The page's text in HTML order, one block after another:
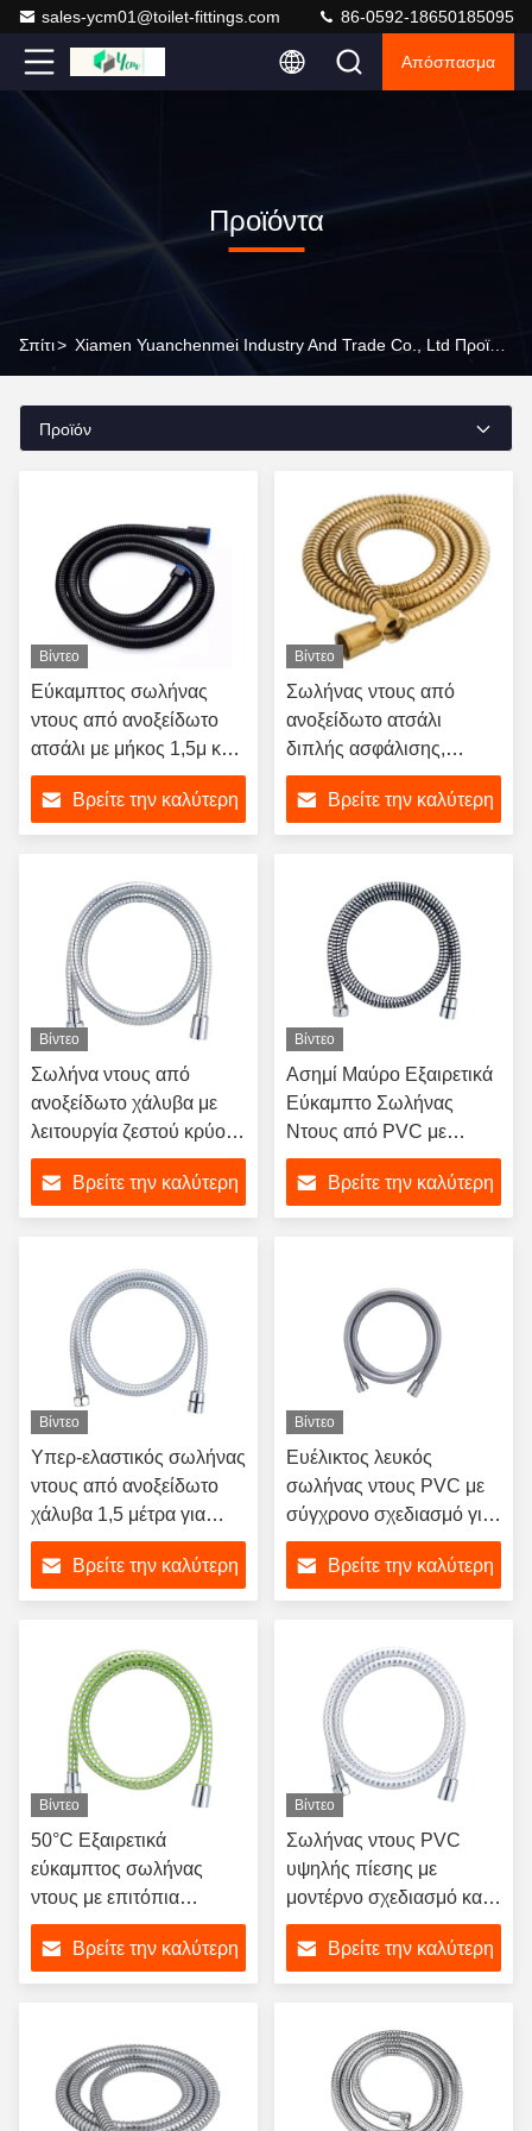
sales-ycm01@toilet-fittings.com 86-0592-18650185095
Απόσπασμα
Προϊόντα
Σπίτι> Xiamen Yuanchenmei Industry And Trade Co., Ltd Προϊόντα On-Line
Προϊόν
Βίντεο
Εύκαμπτος σωλήνας
ντους από ανοξείδωτο
ατσάλι με μήκος 1,5μ και
εσωτερικό σωλήνα
EPDM για μοντέρνο
σχεδιασμό μπάνιου
Βρείτε την καλύτερη
Βίντεο
Σωλήνας ντους από
ανοξείδωτο ατσάλι
διπλής ασφάλισης,
βουρτσισμένο χρυσό, για
πολυτελή μοντέρνα
μπάνια
Βρείτε την καλύτερη
Βίντεο
Σωλήνα ντους από
ανοξείδωτο χάλυβα με
λειτουργία ζεστού κρύου
νερού και σύγχρονο
σχεδιασμό για χρήση
μπάνιου και μπιντέ
Βρείτε την καλύτερη
Βίντεο
Ασημί Μαύρο Εξαιρετικά
Εύκαμπτο Σωλήνας
Ντους από PVC με
Προσαρμοσμένο Μήκος
και Ορειχάλκινες
Εισαγωγές
Βρείτε την καλύτερη
Βίντεο
Υπερ-ελαστικός σωλήνας
ντους από ανοξείδωτο
χάλυβα 1,5 μέτρα για
σύγχρονο σχεδιασμό
μπάνιουΒρείτε την καλύτερη
Βίντεο
Ευέλικτος λευκός
σωλήνας ντους PVC με
σύγχρονο σχεδιασμό για
εξαρτήματα μπάνιου με
ζεστό και κρύο νερό
Βρείτε την καλύτερη
Βίντεο
50°C Εξαιρετικά
εύκαμπτος σωλήνας
ντους με επιτόπια
επιθεώρηση και
αντικατάσταση
προσαρμοσμένου
Βρείτε την καλύτερη
Βίντεο
Σωλήνας ντους PVC
υψηλής πίεσης με
μοντέρνο σχεδιασμό και
ασημένια πλέξη για
μπάνιοΒρείτε την καλύτερη